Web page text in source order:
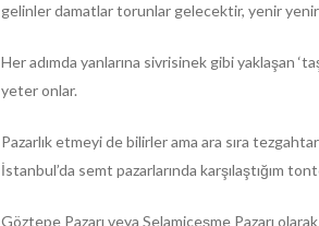
gelinler damatlar torunlar gelecektir, yenir
Her adımda yanlarına sivrisinek gibi yaklaşan
yeter onlar.
Pazarlık etmeyi de bilirler ama ara sıra
İstanbul’da semt pazarlarında karşılaştığım
Göztepe Pazarı veya Selamiçeşme Pazarı